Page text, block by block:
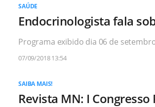
SAÚDE
Endocrinologista fala
Programa exibido dia 06 de
07/09/2018 13:54
SAIBA MAIS!
Revista MN: I